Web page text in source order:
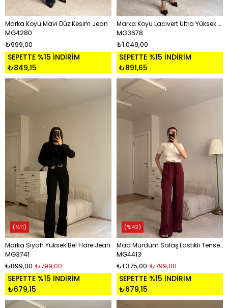
Marka Koyu Mavi Düz Kesim Jean
MG4280
₺999,00
SEPETTE %15 İNDİRİM
₺849,15
Marka Koyu Lacivert Ultra Yüksek Bel Straight Jean
MG3678
₺1.049,00
SEPETTE %15 İNDİRİM
₺891,65
Marka Siyah Yüksek Bel Flare Jean
MG3741
₺799,00
₺899,00
SEPETTE %15 İNDİRİM
₺679,15
%11
Mad Mürdüm Salaş Lastikli Tensel Pntolon
MG4413
₺799,00
₺1.375,00
SEPETTE %15 İNDİRİM
₺679,15
%42